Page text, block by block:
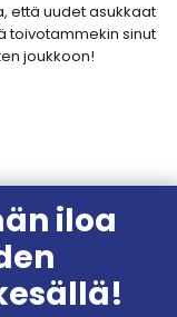
että uudet asukkaat
toivotammekin sinut
joukkoon!
iloa